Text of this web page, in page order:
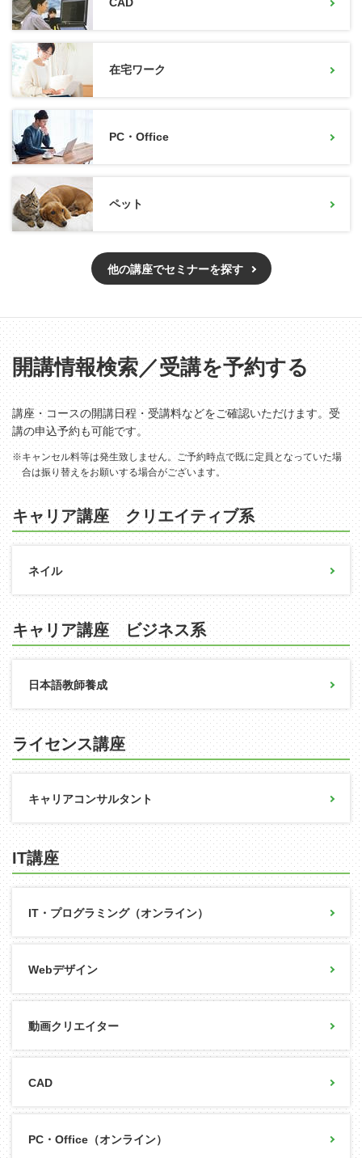
在宅ワーク
PC・Office
ペット
他の講座でセミナーを探す
開講情報検索／受講を予約する
講座・コースの開講日程・受講料などをご確認いただけます。受
講の申込予約も可能です。
※キャンセル料等は発生致しません。ご予約時点で既に定員となっていた場
合は振り替えをお願いする場合がございます。
キャリア講座 クリエイティブ系
ネイル
キャリア講座 ビジネス系
日本語教師養成
ライセンス講座
キャリアコンサルタント
IT講座
IT・プログラミング（オンライン）
Webデザイン
動画クリエイター
CAD
PC・Office（オンライン）